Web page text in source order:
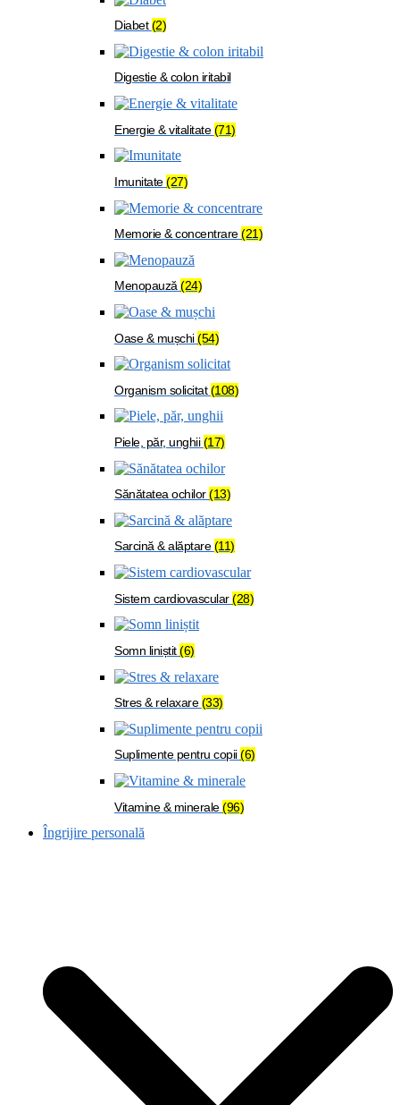
Diabet(2)
Digestie & colon iritabil
Energie & vitalitate(71)
Imunitate(27)
Memorie & concentrare(21)
Menopauză(24)
Oase & mușchi(54)
Organism solicitat(108)
Piele, păr, unghii(17)
Sănătatea ochilor(13)
Sarcină & alăptare(11)
Sistem cardiovascular(28)
Somn liniștit(6)
Stres & relaxare(33)
Suplimente pentru copii(6)
Vitamine & minerale(96)
Îngrijire personală